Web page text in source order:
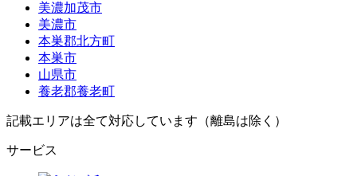
美濃加茂市
美濃市
本巣郡北方町
本巣市
山県市
養老郡養老町
記載エリアは全て対応しています（離島は除く）
サービス